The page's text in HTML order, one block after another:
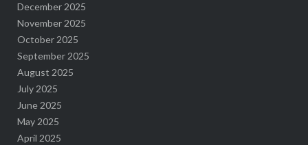
December 2025
November 2025
October 2025
September 2025
August 2025
July 2025
June 2025
May 2025
April 2025